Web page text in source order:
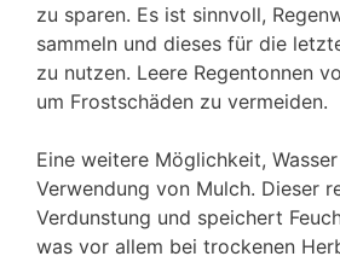
zu sparen. Es ist sinnvoll,
sammeln und dieses für die
zu nutzen. Leere Regentonnen
um Frostschäden zu vermeiden.
Eine weitere Möglichkeit,
Verwendung von Mulch. Dieser
Verdunstung und speichert
was vor allem bei trockenen